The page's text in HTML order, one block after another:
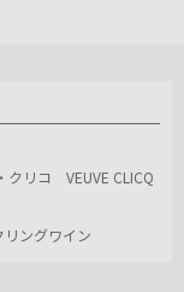
クリコ VEUVE CLICQ
ングワイン